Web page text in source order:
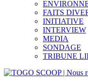
FAITS
INITIATIVE
INTERVIEW
MEDIA
SONDAGE
TRIBUNE